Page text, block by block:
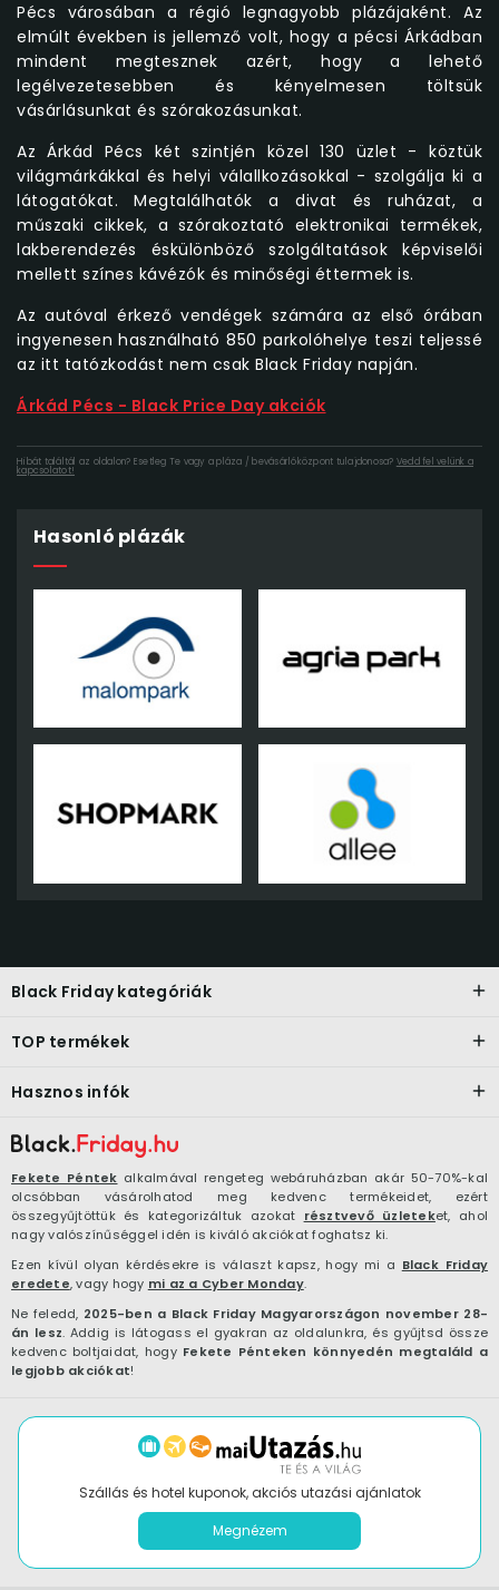
Pécs városában a régió legnagyobb plázájaként. Az
elmúlt években is jellemző volt, hogy a pécsi Árkádban
mindent megtesznek azért, hogy a lehető
legélvezetesebben és kényelmesen töltsük
vásárlásunkat és szórakozásunkat.
Az Árkád Pécs két szintjén közel 130 üzlet - köztük
világmárkákkal és helyi válallkozásokkal - szolgálja ki a
látogatókat. Megtalálhatók a divat és ruházat, a
műszaki cikkek, a szórakoztató elektronikai termékek,
lakberendezés éskülönböző szolgáltatások képviselői
mellett színes kávézók és minőségi éttermek is.
Az autóval érkező vendégek számára az első órában
ingyenesen használható 850 parkolóhelye teszi teljessé
az itt tatózkodást nem csak Black Friday napján.
Árkád Pécs - Black Price Day akciók
Hibát találtál az oldalon? Esetleg Te vagy a pláza / bevásárlóközpont tulajdonosa? Vedd fel velünk a
kapcsolatot!
Hasonló plázák
Fekete Péntek alkalmával rengeteg webáruházban akár 50-70%-kal
olcsóbban vásárolhatod meg kedvenc termékeidet, ezért
összegyűjtöttük és kategorizáltuk azokat résztvevő üzleteket, ahol
nagy valószínűséggel idén is kiváló akciókat foghatsz ki.
Ezen kívül olyan kérdésekre is választ kapsz, hogy mi a Black Friday
eredete, vagy hogy mi az a Cyber Monday.
Ne feledd, 2025-ben a Black Friday Magyarországon november 28-
án lesz. Addig is látogass el gyakran az oldalunkra, és gyűjtsd össze
kedvenc boltjaidat, hogy Fekete Pénteken könnyedén megtaláld a
legjobb akciókat!
Black Friday kategóriák
TOP termékek
Hasznos infók
Szállás és hotel kuponok, akciós utazási ajánlatok
Megnézem